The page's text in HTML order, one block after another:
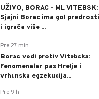
UŽIVO, BORAC - ML VITEBSK:
Sjajni Borac ima gol prednosti
i igrača više ...
Pre 27 min
Borac vodi protiv Vitebska:
Fenomenalan pas Hrelje i
vrhunska egzekucija...
Pre 9 h